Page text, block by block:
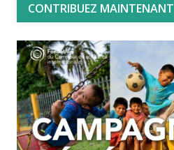
CONTRIBUEZ MAINTENANT